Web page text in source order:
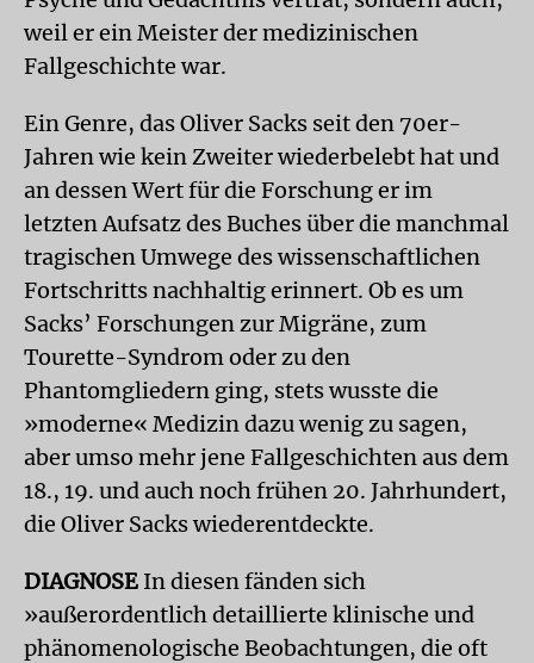
weil er ein Meister der medizinischen
Fallgeschichte war.
Ein Genre, das Oliver Sacks seit den 70er-
Jahren wie kein Zweiter wiederbelebt hat und
an dessen Wert für die Forschung er im
letzten Aufsatz des Buches über die manchmal
tragischen Umwege des wissenschaftlichen
Fortschritts nachhaltig erinnert. Ob es um
Sacks’ Forschungen zur Migräne, zum
Tourette-Syndrom oder zu den
Phantomgliedern ging, stets wusste die
»moderne« Medizin dazu wenig zu sagen,
aber umso mehr jene Fallgeschichten aus dem
18., 19. und auch noch frühen 20. Jahrhundert,
die Oliver Sacks wiederentdeckte.
DIAGNOSE In diesen fänden sich
»außerordentlich detaillierte klinische und
phänomenologische Beobachtungen, die oft